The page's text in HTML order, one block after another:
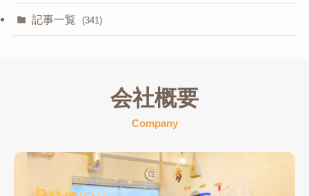
記事一覧 (341)
会社概要
Company